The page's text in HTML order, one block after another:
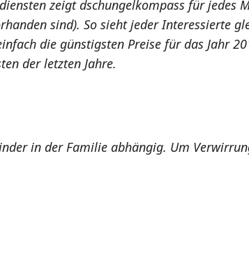
zeigt dschungelkompass für jedes
sind). So sieht jeder Interessierte
die günstigsten Preise für das Jahr
der letzten Jahre.
in der Familie abhängig. Um